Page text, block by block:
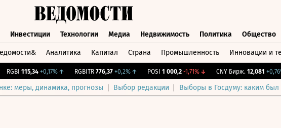
Инвестиции Технологии Медиа Недвижимость Политика Общество
Аналитика Капитал Страна Промышленность Инновации и
RGBI 115,34 +0,17%↑ RGBITR 776,37 +0,2%↑ POSI 1 000,2 -1,71%↓ CNY Бирж. 12,081 +0,76%
меры, динамика, прогнозы Выбор редакции Выборы в Госдуму: каким был